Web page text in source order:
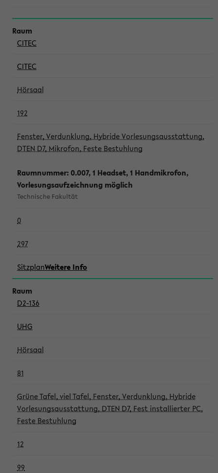
CITEC
CITEC
Hörsaal
192
Fenster, Verdunklung, Hybride Vorlesungsausstattung,
DTEN D7, Mikrofon, Feste Bestuhlung
Raumnummer: 0.007, 1 Headset, 1 Handmikrofon,
Vorlesungsaufzeichnung möglich
Technische Fakultät
0
297
SitzplanWeitere Info
D2-136
UHG
Hörsaal
81
Grüne Tafel, viel Tafel, Fenster, Verdunklung, Hybride
Vorlesungsausstattung, DTEN D7, Fest installierter PC,
Feste Bestuhlung
12
99